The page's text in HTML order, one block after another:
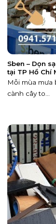
Sben – Dọn
tại TP Hồ Chí
Mỗi mùa mưa
cành cây to...